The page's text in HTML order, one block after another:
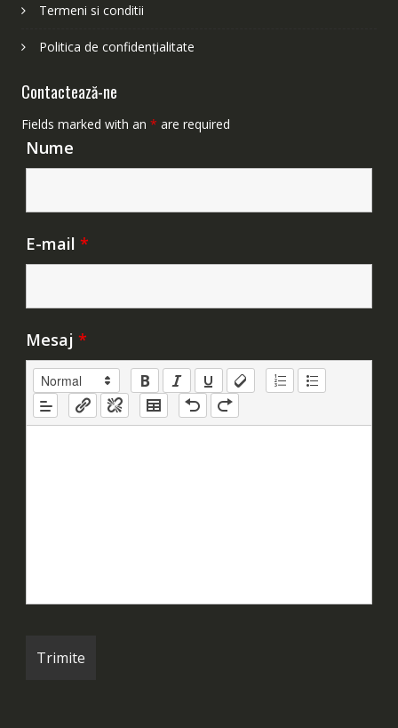
Termeni si conditii
Politica de confidențialitate
Contactează-ne
Fields marked with an * are required
Nume
E-mail *
Mesaj *